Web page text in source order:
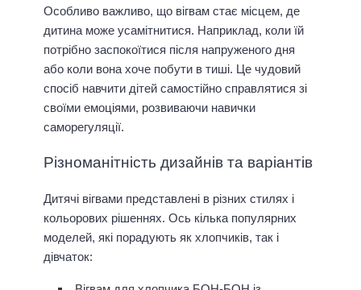
Особливо важливо, що вігвам стає місцем, де
дитина може усамітнитися. Наприклад, коли їй
потрібно заспокоїтися після напруженого дня
або коли вона хоче побути в тиші. Це чудовий
спосіб навчити дітей самостійно справлятися зі
своїми емоціями, розвиваючи навички
саморегуляції.
Різноманітність дизайнів та варіантів
Дитячі вігвами представлені в різних стилях і
кольорових рішеннях. Ось кілька популярних
моделей, які порадують як хлопчиків, так і
дівчаток: